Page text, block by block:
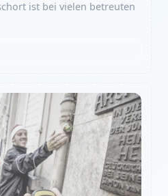
ist bei vielen betreuten